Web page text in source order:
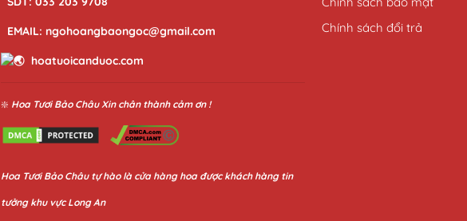
EMAIL: ngohoangbaongoc@gmail.com
hoatuoicanduoc.com
❇️ Hoa Tươi Bảo Châu Xin chân thành cảm ơn !
Hoa Tươi Bảo Châutự hào là cửa hàng hoa được khách hàng tin
tưởng khu vực Long An
Chính sách đổi trả